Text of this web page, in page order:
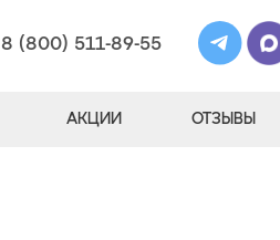
8 (800) 511-89-55
АКЦИИ ОТЗЫВЫ